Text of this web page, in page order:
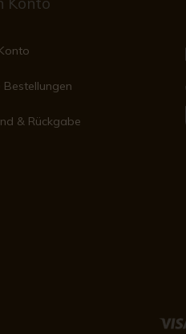
Bestellungen
& Rückgabe